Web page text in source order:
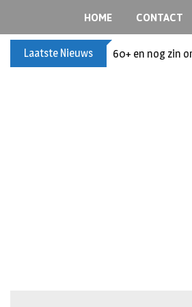
HOME CONTACT
Laatste Nieuws 60+ en nog zin